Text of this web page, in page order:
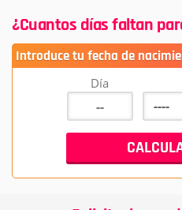
¿Cuantos días faltan
Introduce tu fecha de
Día